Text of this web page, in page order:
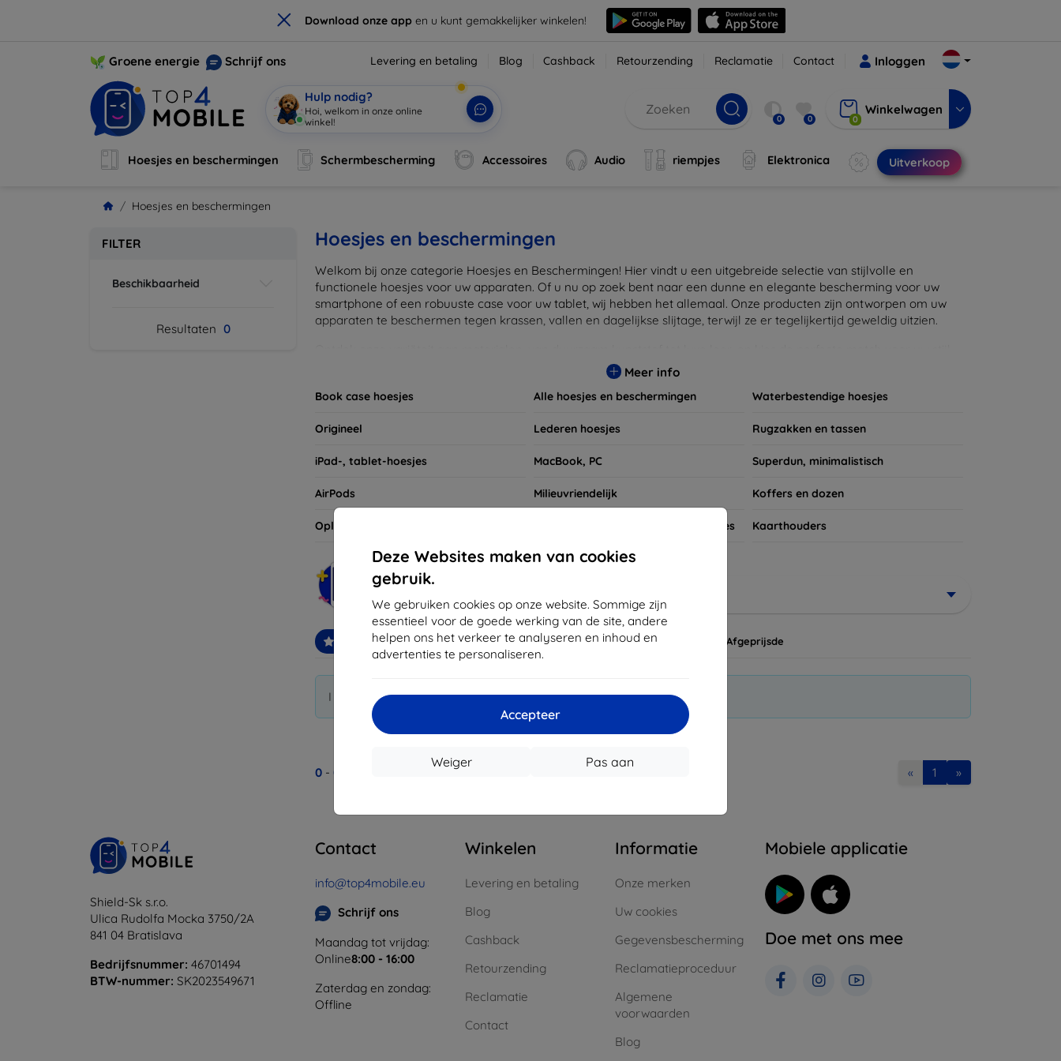
× Download onze app en u kunt gemakkelijker winkelen!
Deze Websites maken van cookies
gebruik.
We gebruiken cookies op onze website. Sommige zijn
essentieel voor de goede werking van de site, andere
helpen ons het verkeer te analyseren en inhoud en
advertenties te personaliseren.
Accepteer
Pas aan
Weiger
Groene energie Schrijf ons Levering en betaling Blog Cashback Retourzending Reclamatie Contact Inloggen
Hulp nodig?
Hoi, welkom in onze online
winkel!
0 0 0
Winkelwagen
Hoesjes en beschermingen Schermbescherming Accessoires Audio riempjes Elektronica Uitverkoop
Hoesjes en beschermingen
FILTER
Beschikbaarheid
Resultaten 0
Hoesjes en beschermingen
Welkom bij onze categorie Hoesjes en Beschermingen! Hier vindt u een uitgebreide selectie van stijlvolle en
functionele hoesjes voor uw apparaten. Of u nu op zoek bent naar een dunne en elegante bescherming voor uw
smartphone of een robuuste case voor uw tablet, wij hebben het allemaal. Onze producten zijn ontworpen om uw
apparaten te beschermen tegen krassen, vallen en dagelijkse slijtage, terwijl ze er tegelijkertijd geweldig uitzien.
Vergeet niet om ook naar onze schermbeschermers en andere accessoires te kijken voor een complete bescherming
van uw apparaten. Shop nu en geef uw apparaat de bescherming die het verdient!
Meer info
Book case hoesjes Alle hoesjes en beschermingen Waterbestendige hoesjes
Origineel Lederen hoesjes Rugzakken en tassen
iPad-, tablet-hoesjes MacBook, PC Superdun, minimalistisch
AirPods Milieuvriendelijk Koffers en dozen
Oplaadkoffers Beschermhoesjes voor smartwatches Kaarthouders
Snel opzoeken
Aanbevolen Meest verkocht Goedkoop Hogere prijzen Afgeprijsde
I did not find any active products.
0 - 0 « 1 »
Shield-Sk s.r.o.
Ulica Rudolfa Mocka 3750/2A
841 04 Bratislava
Bedrijfsnummer: 46701494
BTW-nummer: SK2023549671
Contact
info@top4mobile.eu
Schrijf ons
Maandag tot vrijdag:
Online8:00 - 16:00
Zaterdag en zondag:
Offline
Winkelen
Levering en betaling
Blog
Cashback
Retourzending
Reclamatie
Contact
Informatie
Onze merken
Uw cookies
Gegevensbescherming
Reclamatieproceduur
Algemene
voorwaarden
Blog
Mobiele applicatie
Doe met ons mee